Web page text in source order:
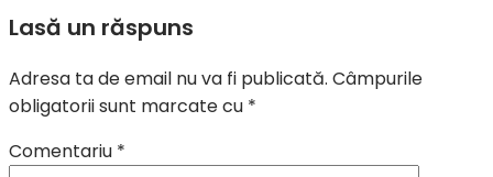
Lasă un răspuns
Adresa ta de email nu va fi publicată. Câmpurile
obligatorii sunt marcate cu *
Comentariu *